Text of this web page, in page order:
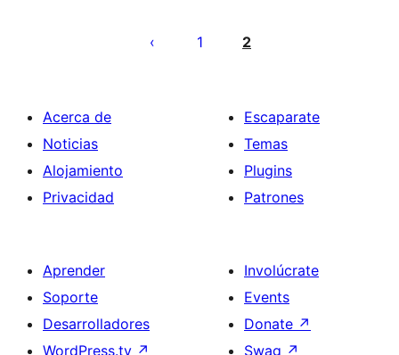
pagination
1 2
Acerca de
Noticias
Alojamiento
Privacidad
Escaparate
Temas
Plugins
Patrones
Aprender
Soporte
Desarrolladores
WordPress.tv ↗
Involúcrate
Events
Donate ↗
Swag ↗